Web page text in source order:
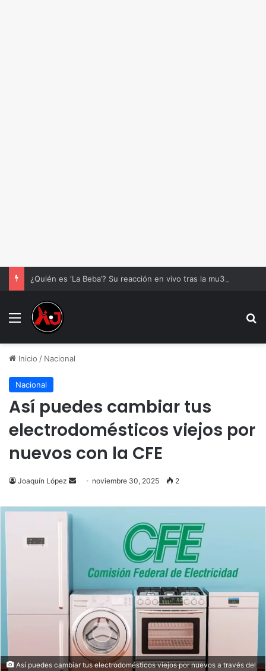
Menu
Inicio / Nacional
Nacional
Así puedes cambiar tus
electrodomésticos viejos por
nuevos con la CFE
Joaquín López
Send
email
noviembre 30, 2025 2
Así puedes cambiar tus electrodomésticos viejos por nuevos a través del